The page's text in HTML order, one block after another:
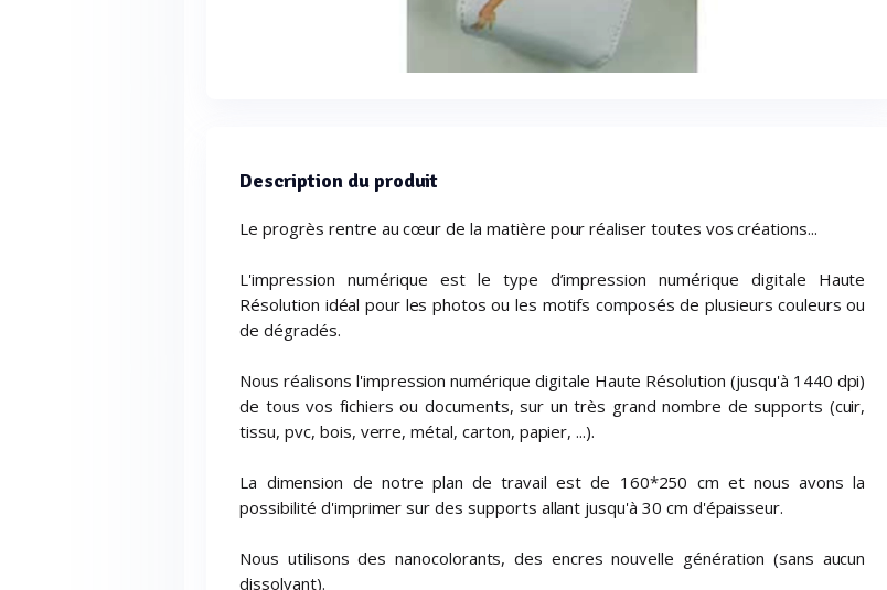
Description du produit
Le progrès rentre au cœur de la matière pour réaliser toutes vos créations...
L'impression numérique est le type d’impression numérique digitale Haute
Résolution idéal pour les photos ou les motifs composés de plusieurs couleurs ou
de dégradés.
Nous réalisons l'impression numérique digitale Haute Résolution (jusqu'à 1440 dpi)
de tous vos fichiers ou documents, sur un très grand nombre de supports (cuir,
tissu, pvc, bois, verre, métal, carton, papier, ...).
La dimension de notre plan de travail est de 160*250 cm et nous avons la
possibilité d'imprimer sur des supports allant jusqu'à 30 cm d'épaisseur.
Nous utilisons des nanocolorants, des encres nouvelle génération (sans aucun
dissolvant).